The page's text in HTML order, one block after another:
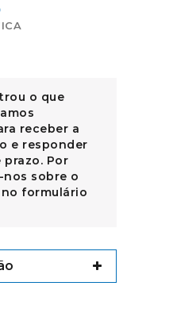
o que
receber a
e responder
prazo. Por
sobre o
formulário